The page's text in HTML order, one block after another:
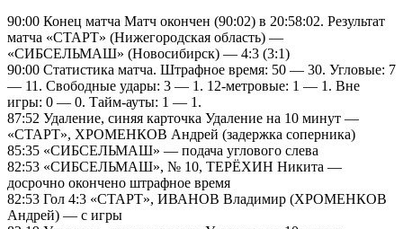
90:00 Конец матча Матч окончен (90:02) в 20:58:02. Результат
матча «СТАРТ» (Нижегородская область) —
«СИБСЕЛЬМАШ» (Новосибирск) — 4:3 (3:1)
90:00 Статистика матча. Штрафное время: 50 — 30. Угловые: 7
— 11. Свободные удары: 3 — 1. 12-метровые: 1 — 1. Вне
игры: 0 — 0. Тайм-ауты: 1 — 1.
87:52 Удаление, синяя карточка Удаление на 10 минут —
«СТАРТ», ХРОМЕНКОВ Андрей (задержка соперника)
85:35 «СИБСЕЛЬМАШ» — подача углового слева
82:53 «СИБСЕЛЬМАШ», № 10, ТЕРЁХИН Никита —
досрочно окончено штрафное время
82:53 Гол 4:3 «СТАРТ», ИВАНОВ Владимир (ХРОМЕНКОВ
Андрей) — с игры